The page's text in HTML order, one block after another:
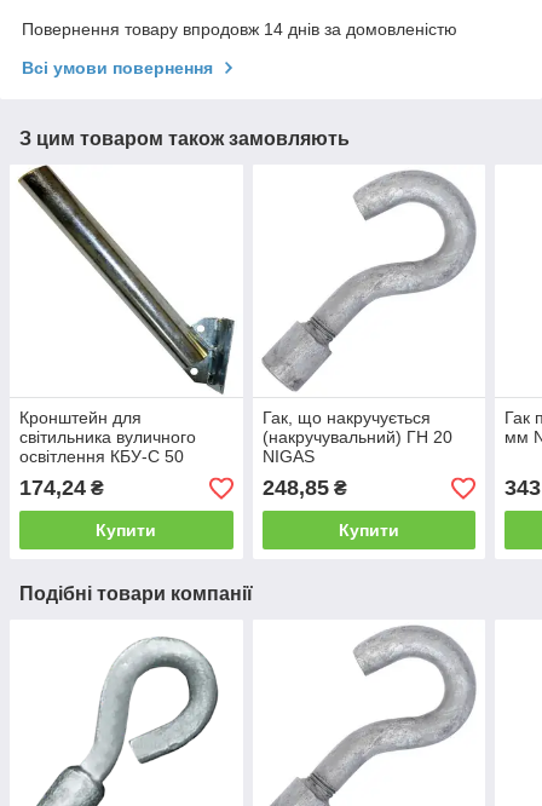
Повернення товару впродовж 14 днів за домовленістю
Всі умови повернення
З цим товаром також замовляють
Кронштейн для
світильника вуличного
освітлення КБУ-С 50
174,24 ₴
Купити
Гак, що накручується
(накручувальний) ГН 20
NIGAS
248,85₴
Купити
Гак
мм
Подібні товари компанії